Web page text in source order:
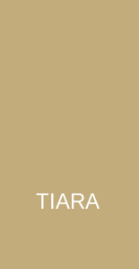
TIARA
TIARA